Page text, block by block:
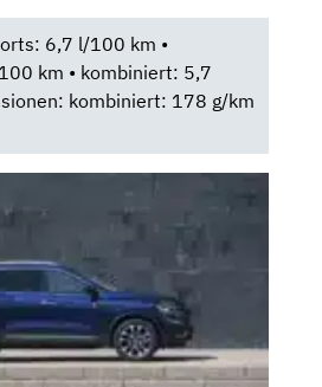
6,7 l/100 km •
km • kombiniert: 5,7
kombiniert: 178 g/km